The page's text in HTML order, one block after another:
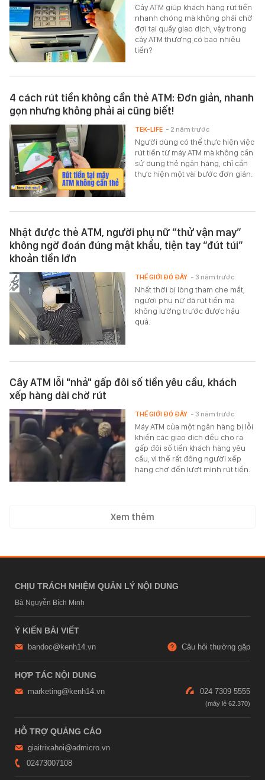
Cây ATM giúp khách hàng rút tiền
nhanh chóng mà không phải chờ
đợi tại quầy giao dịch, vậy trong
cây ATM thường có bao nhiêu
tiền?
4 cách rút tiền không cần thẻ ATM: Đơn giản, nhanh
gọn nhưng không phải ai cũng biết!
Người dùng có thể thực hiện việc
rút tiền từ máy ATM mà không cần
sử dụng thẻ ngân hàng, chỉ cần
thực hiện một vài bước đơn giản.
TEK-LIFE - 2 năm trước
Nhặt được thẻ ATM, người phụ nữ “thử vận may”
không ngờ đoán đúng mật khẩu, tiện tay “đút túi”
khoản tiền lớn
Nhất thời bị lòng tham che mắt,
người phụ nữ đã rút tiền mà
không lường trước được hậu
quả.
THẾ GIỚI ĐÓ ĐÂY - 3 năm trước
Cây ATM lỗi "nhả" gấp đôi số tiền yêu cầu, khách
xếp hàng dài chờ rút
Máy ATM của một ngân hàng bị lỗi
khiến các giao dịch đều cho ra
gấp đôi số tiền khách hàng yêu
cầu, vì thế rất đông người xếp
hàng chờ đến lượt mình rút tiền.
THẾ GIỚI ĐÓ ĐÂY - 3 năm trước
Xem thêm
CHỊU TRÁCH NHIỆM QUẢN LÝ NỘI DUNG
Bà Nguyễn Bích Minh
Ý KIẾN BÀI VIẾT
bandoc@kenh14.vn Câu hỏi thường gặp
HỢP TÁC NỘI DUNG
marketing@kenh14.vn 024 7309 5555
HỖ TRỢ QUẢNG CÁO
giaitrixahoi@admicro.vn
02473007108